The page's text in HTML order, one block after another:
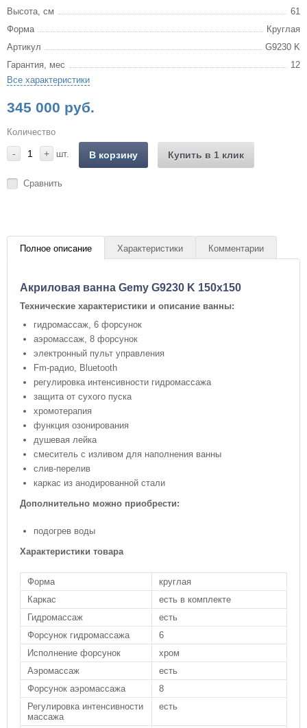
Высота, см
61
Форма
Круглая
Артикул
G9230 K
Гарантия, мес
12
Все характеристики
345 000 руб.
Количество
- + шт. В корзину Купить в 1 клик
Сравнить
Полное описание Характеристики Комментарии
Акриловая ванна Gemy G9230 K 150x150
Технические характеристики и описание ванны:
гидромассаж, 6 форсунок
аэромассаж, 8 форсунок
электронный пульт управления
Fm-радио, Bluetooth
регулировка интенсивности гидромассажа
защита от сухого пуска
хромотерапия
функция озонирования
душевая лейка
смеситель с изливом для наполнения ванны
слив-перелив
каркас из анодированной стали
Дополнительно можно приобрести:
подогрев воды
Характеристики товара
Форма
круглая
Каркас
есть в комплекте
Гидромассаж
есть
Форсунок гидромассажа
6
Исполнение форсунок
хром
Аэромассаж
есть
Форсунок аэромассажа
8
Регулировка интенсивности
массажа
есть